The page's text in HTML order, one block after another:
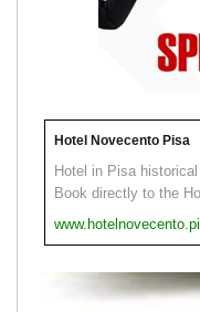
Hotel Novecento Pisa
Hotel in Pisa
Book directly to the